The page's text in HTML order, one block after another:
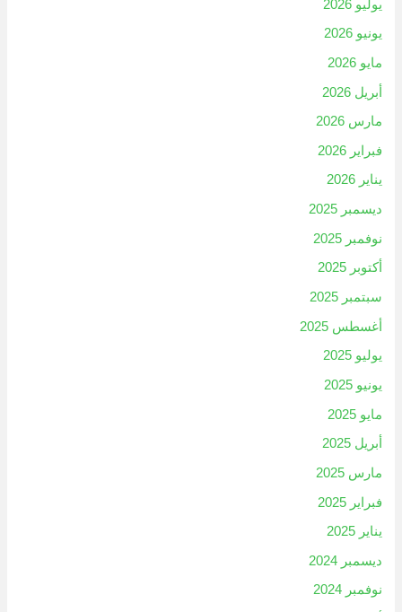
يوليو 2026
يونيو 2026
مايو 2026
أبريل 2026
مارس 2026
فبراير 2026
يناير 2026
ديسمبر 2025
نوفمبر 2025
أكتوبر 2025
سبتمبر 2025
أغسطس 2025
يوليو 2025
يونيو 2025
مايو 2025
أبريل 2025
مارس 2025
فبراير 2025
يناير 2025
ديسمبر 2024
نوفمبر 2024